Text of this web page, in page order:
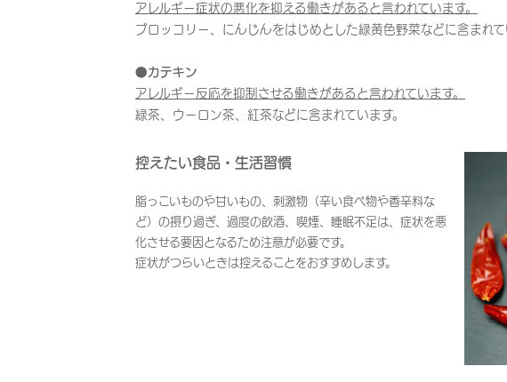
アレルギー症状の悪化を抑える働きがあると言われています。
ブロッコリー、にんじんをはじめとした緑黄色野菜などに含まれて
●カテキン
アレルギー反応を抑制させる働きがあると言われています。
緑茶、ウーロン茶、紅茶などに含まれています。
控えたい食品・生活習慣
脂っこいものや甘いもの、刺激物（辛い食べ物や香辛料な
ど）の摂り過ぎ、過度の飲酒、喫煙、睡眠不足は、症状を悪
化させる要因となるため注意が必要です。
症状がつらいときは控えることをおすすめします。